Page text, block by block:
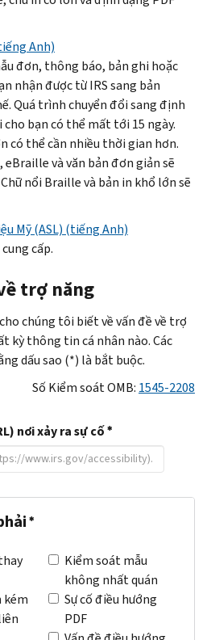
Anh)
đơn, thông báo, bản ghi hoặc
nhận được từ IRS sang bản
Quá trình chuyển đổi sang định
cho bạn có thể mất tới 15 ngày.
có thể cần nhiều thời gian hơn.
eBraillevà văn bản đơn giản sẽ
nổi Braillevà bản in khổ lớn sẽ
Mỹ (ASL) (tiếng Anh)
cấp.
trợ năng
chúng tôi biết về vấn đề về trợ
kỳ thông tin cá nhân nào. Các
dấu sao (*) là bắt buộc.
Số Kiểm soátOMB: 1545-2208
nơi xảy ra sự cố
kém
Kiểm soát mẫu
không nhất quán
Sự cố điều hướng
PDF